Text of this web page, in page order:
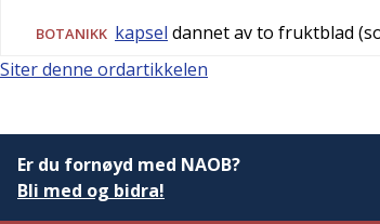
BOTANIKK kapsel dannet av to fruktblad
Siter denne ordartikkelen
Er du fornøyd med NAOB?
Bli med og bidra!